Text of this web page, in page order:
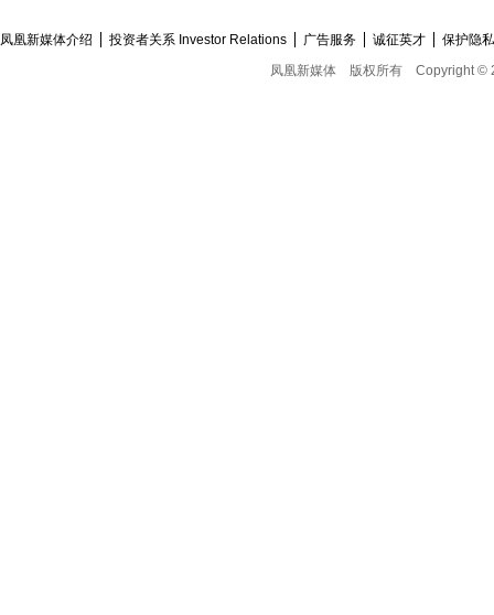
凤凰新媒体介绍 投资者关系 Investor Relations 广告服务 诚征英才
保护隐
凤凰新媒体
版权所有 Copyright ©